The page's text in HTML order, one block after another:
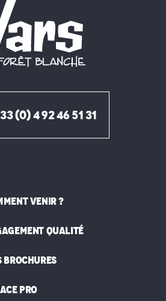
(0) 4 92 46 51 31
VENIR ?
QUALITÉ
BROCHURES
PRO